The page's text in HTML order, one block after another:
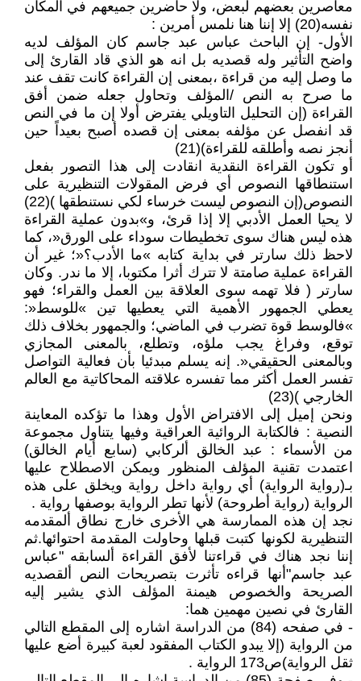
معاصرين بعضهم لبعض، ولا حاضرين جميعهم في المكان
نفسه(20) إلا إننا هنا نلمس أمرين :
الأول- إن الباحث عباس عبد جاسم كان المؤلف لديه
واضح التأثير وله قصديه بل انه هو الذي قاد القارئ إلى
ما وصل إليه من قراءة ،بمعنى إن القراءة كانت تقف عند
ما صرح به النص /المؤلف وتحاول جعله ضمن أفق
القراءة (إن التحليل التاويلي يفترض أولا إن ما في النص
قد انفصل عن مؤلفه بمعنى إن قصده أصبح بعيداً حين
أنجز نصه وأطلقه للقراءة)(21)
أو تكون القراءة النقدية انقادت إلى هذا التصور بفعل
استنطاقها النصوص أي فرض المقولات التنظيرية على
النصوص(إن النصوص ليست خرساء لكي نستنطقها )(22)
لا يحيا العمل الأدبي إلا إذا قرئ، و»بدون عملية القراءة
هذه ليس هناك سوى تخطيطات سوداء على الورق«، كما
لاحظ ذلك سارتر في بداية كتابه »ما الأدب؟«؛ غير أن
القراءة عملية صامتة لا تترك أثرا مكتوبا، إلا ما ندر. وكان
سارتر ( فلا تهمه سوى العلاقة بين العمل والقراء؛ فهو
يعطي الجمهور الأهمية التي يعطيها تين »للوسط«:
»فالوسط قوة تضرب في الماضي؛ والجمهور بخلاف ذلك
توقع، وفراغ يجب ملؤه، وتطلع، بالمعنى المجازي
وبالمعنى الحقيقي«. إنه يسلم مبدئيا بأن فعالية التواصل
تفسر العمل أكثر مما تفسره علاقته المحاكاتية مع العالم
الخارجي )(23)
ونحن إميل إلى الافتراض الأول وهذا ما تؤكده المعاينة
النصية : فالكتابة الروائية العراقية وفيها يتناول مجموعة
من الأسماء : عبد الخالق ألركابي (سابع أيام الخالق)
اعتمدت تقنية المؤلف المنظور ويمكن الاصطلاح عليها
بـ(رواية الرواية) أي رواية داخل رواية ويخلق على هذه
الرواية (رواية أطروحة) لأنها تطر الرواية بوصفها رواية .
نجد إن هذه الممارسة هي الأخرى خارج نطاق ألمقدمه
التنظيرية لكونها كتبت قبلها وحاولت المقدمة احتوائها.ثم
إننا نجد هناك في قراءتنا لأفق القراءة ألسابقه "عباس
عبد جاسم"أنها قراءه تأثرت بتصريحات النص ألقصديه
الصريحة والخصوص هيمنة المؤلف الذي يشير إليه
القارئ في نصين مهمين هما:
- في صفحه (84) من الدراسة اشاره إلى المقطع التالي
من الرواية (إلا يبدو الكتاب المفقود لعبة كبيرة أضع عليها
ثقل الرواية)ص173 الرواية .